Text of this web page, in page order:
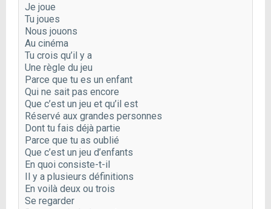
Je joue
Tu joues
Nous jouons
Au cinéma
Tu crois qu’il y a
Une règle du jeu
Parce que tu es un enfant
Qui ne sait pas encore
Que c’est un jeu et qu’il est
Réservé aux grandes personnes
Dont tu fais déjà partie
Parce que tu as oublié
Que c’est un jeu d’enfants
En quoi consiste-t-il
Il y a plusieurs définitions
En voilà deux ou trois
Se regarder